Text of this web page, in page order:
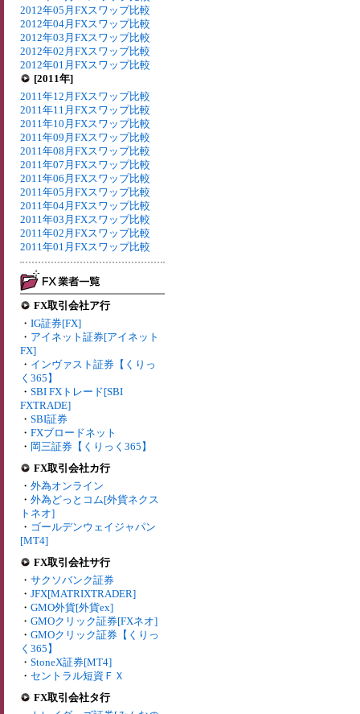
2012年05月FXスワップ比較
2012年04月FXスワップ比較
2012年03月FXスワップ比較
2012年02月FXスワップ比較
2012年01月FXスワップ比較
[2011年]
2011年12月FXスワップ比較
2011年11月FXスワップ比較
2011年10月FXスワップ比較
2011年09月FXスワップ比較
2011年08月FXスワップ比較
2011年07月FXスワップ比較
2011年06月FXスワップ比較
2011年05月FXスワップ比較
2011年04月FXスワップ比較
2011年03月FXスワップ比較
2011年02月FXスワップ比較
2011年01月FXスワップ比較
FX取引会社ア行
・ IG証券[FX]
・ アイネット証券[アイネット
FX]
・ インヴァスト証券【くりっ
く365】
・ SBI FXトレード[SBI
FXTRADE]
・ SBI証券
・ FXブロードネット
・ 岡三証券【くりっく365】
FX取引会社カ行
・ 外為オンライン
・ 外為どっとコム[外貨ネクス
トネオ]
・ ゴールデンウェイジャパン
[MT4]
FX取引会社サ行
・ サクソバンク証券
・ JFX[MATRIXTRADER]
・ GMO外貨[外貨ex]
・ GMOクリック証券[FXネオ]
・ GMOクリック証券【くりっ
く365】
・ StoneX証券[MT4]
・ セントラル短資ＦＸ
FX取引会社タ行